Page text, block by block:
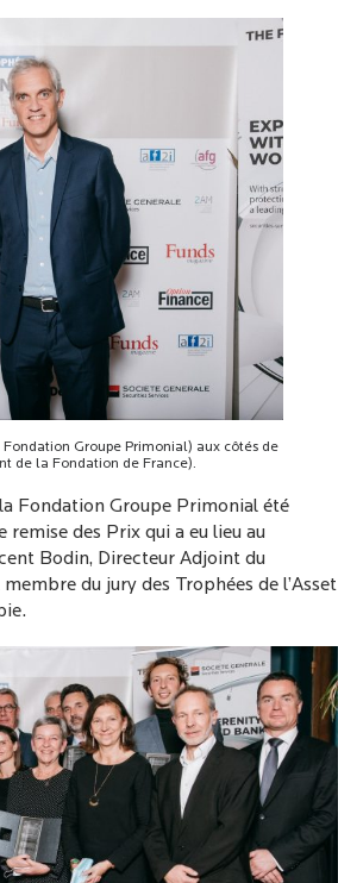
Groupe Primonial) aux côtés de
de la Fondation de France).
Fondation Groupe Primonial été
des Prix qui a eu lieu au
Bodin, Directeur Adjoint du
du jury des Trophées de l’Asset